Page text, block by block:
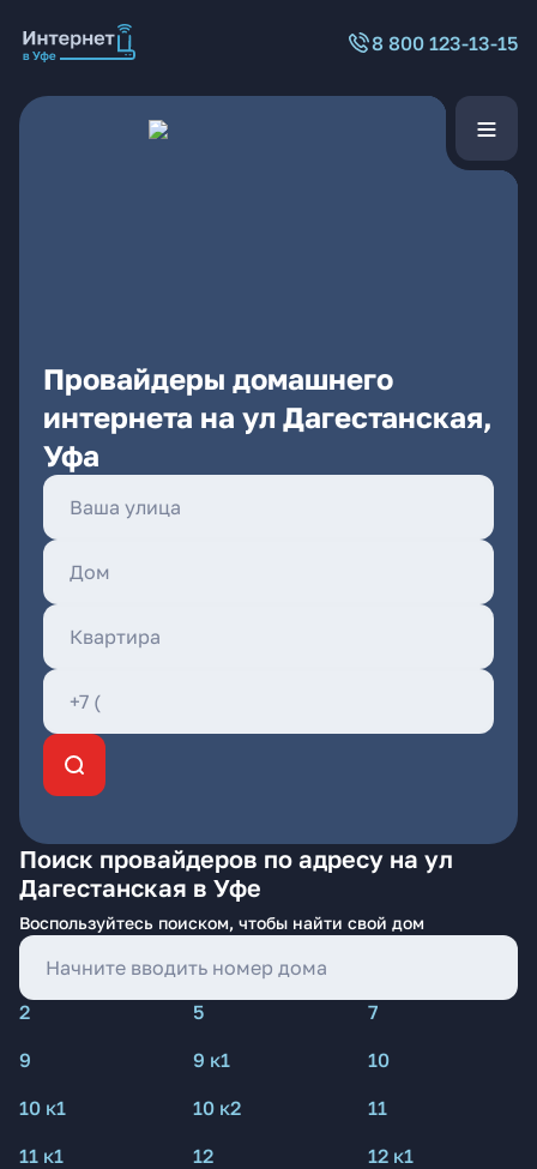
8 800 123-13-15
Провайдеры домашнего
интернета на ул Дагестанская,
Уфа
Поиск провайдеров по адресу на ул
Дагестанская в Уфе
Воспользуйтесь поиском, чтобы найти свой дом
2 5
7
9
9 к1
10
10 к1
10 к2
11
11 к1
12
12 к1